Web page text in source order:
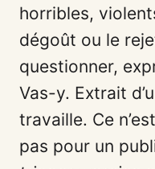
horribles,
dégoût ou le
questionner,
Vas-y. Extrait
travaille. Ce
pas pour un